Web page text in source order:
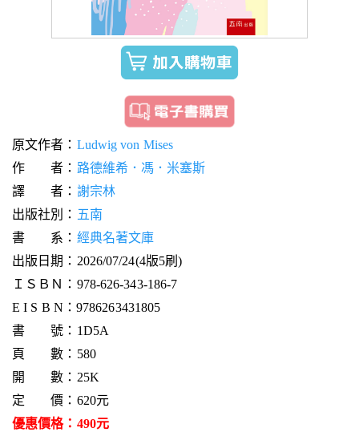
原文作者： Ludwig von Mises
作 者： 路德維希．馮．米塞斯
譯 者： 謝宗林
出版社別： 五南
書 系： 經典名著文庫
出版日期：2026/07/24(4版5刷)
ＩＳＢＮ：978-626-343-186-7
E I S B N：9786263431805
書 號：1D5A
頁 數：580
開 數：25K
定 價：620元
優惠價格：490元